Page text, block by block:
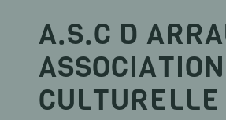
A.S.C D
CULTURELLE